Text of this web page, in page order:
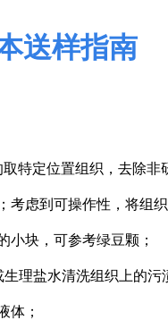
送样指南
特定位置组织，去除非
考虑到可操作性，将组
小块，可参考绿豆颗；
理盐水清洗组织上的污
体；